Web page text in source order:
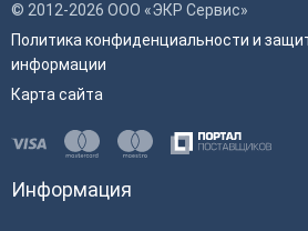
© 2012-2026 ООО «ЭКР Сервис»
Политика конфиденциальности и
информации
Карта сайта
Информация